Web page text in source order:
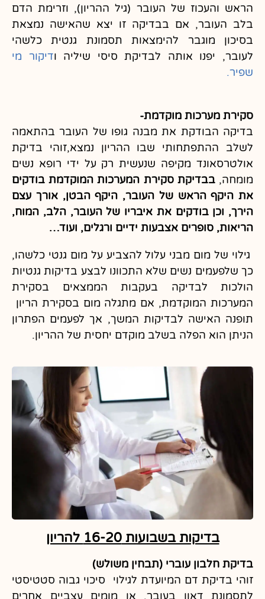
הראש והעכוז של העובר (גיל ההריון), וזרימת הדם
בלב העובר, אם בבדיקה זו יצא שהאישה נמצאת
בסיכון מוגבר להימצאות תסמונת גנטית כלשהי
לעובר, יפנו אותה לבדיקת סיסי שיליה ודיקור מי
שפיר.
סקירת מערכות מוקדמת-
בדיקה הבודקת את מבנה גופו של העובר בהתאמה
לשלב ההתפתחותי שבו ההריון נמצא,זוהי בדיקת
אולטרסאונד מקיפה שנעשית רק על ידי רופא נשים
מומחה,בבדיקת סקירת המערכות המוקדמת בודקים
את היקף הראש של העובר, היקף הבטן, אורך עצם
הירך, וכן בודקים את איבריו של העובר, הלב, המוח,
הריאות, סופרים אצבעות ידיים ורגלים, ועוד…
גילוי של מום מבני עלול להצביע על מום גנטי כלשהו,
כך שלפעמים נשים שלא התכוונו לבצע בדיקות גנטיות
הולכות לבדיקה בעקבות הממצאים בסקירת
המערכות המוקדמת, אם מתגלה מום בסקירת הריון
תופנה האישה לבדיקות המשך, אך לפעמים הפתרון
הניתן הוא הפלה בשלב מוקדם יחסית של ההריון.
בדיקות בשבועות 16-20 להריון ​
בדיקת חלבון עוברי (תבחין משולש)
זוהי בדיקת דם המיועדת לגילוי סיכוי גבוה סטטיסטי
לתסמונת דאון בעובר, או מומים עצביים אחרים